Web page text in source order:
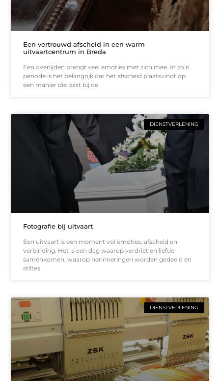
Een vertrouwd afscheid in een warm
uitvaartcentrum in Breda
Een overlijden brengt veel emoties met zich mee. In zo’n
periode is het belangrijk dat het afscheid plaatsvindt op
een manier die past bij de
DIENSTVERLENING
Fotografie bij uitvaart
Een uitvaart is een moment vol emoties, afscheid en
verbinding. Het is een dag waarop verdriet en liefde
samenkomen, waarop herinneringen worden gedeeld en
stiltes
DIENSTVERLENING